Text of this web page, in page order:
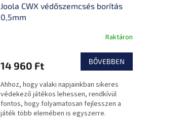
Joola CWX védőszemcsés borítás
0,5mm
Raktáron
14 960 Ft BŐVEBBEN
Ahhoz, hogy valaki napjainkban sikeres
védekező játékos lehessen, rendkívül
fontos, hogy folyamatosan fejlesszen a
játék több elemében is egyszerre.